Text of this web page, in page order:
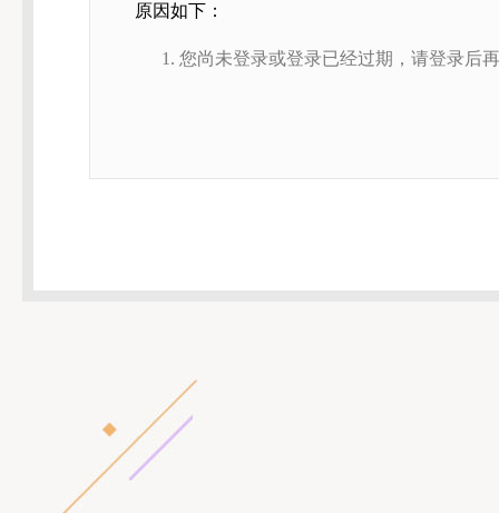
原因如下：
您尚未登录或登录已经过期，请登录后